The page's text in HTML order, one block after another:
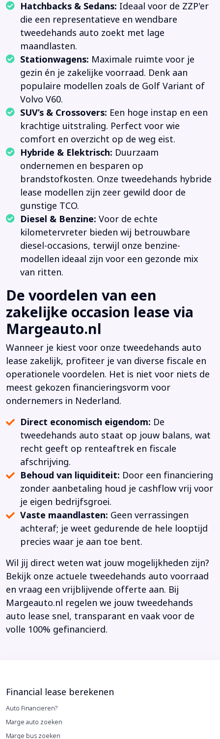
Hatchbacks & Sedans: Ideaal voor de ZZP'er
die een representatieve en wendbare
tweedehands auto zoekt met lage
maandlasten.
Stationwagens: Maximale ruimte voor je
gezin én je zakelijke voorraad. Denk aan
populaire modellen zoals de Golf Variant of
Volvo V60.
SUV’s & Crossovers: Een hoge instap en een
krachtige uitstraling. Perfect voor wie
comfort en overzicht op de weg eist.
Hybride & Elektrisch: Duurzaam
ondernemen en besparen op
brandstofkosten. Onze tweedehands hybride
lease modellen zijn zeer gewild door de
gunstige TCO.
Diesel & Benzine: Voor de echte
kilometervreter bieden wij betrouwbare
diesel-occasions, terwijl onze benzine-
modellen ideaal zijn voor een gezonde mix
van ritten.
De voordelen van een
zakelijke occasion lease via
Margeauto.nl
Wanneer je kiest voor onze tweedehands auto
lease zakelijk, profiteer je van diverse fiscale en
operationele voordelen. Het is niet voor niets de
meest gekozen financieringsvorm voor
ondernemers in Nederland.
Direct economisch eigendom: De
tweedehands auto staat op jouw balans, wat
recht geeft op renteaftrek en fiscale
afschrijving.
Behoud van liquiditeit: Door een financiering
zonder aanbetaling houd je cashflow vrij voor
je eigen bedrijfsgroei.
Vaste maandlasten: Geen verrassingen
achteraf; je weet gedurende de hele looptijd
precies waar je aan toe bent.
Wil jij direct weten wat jouw mogelijkheden zijn?
Bekijk onze actuele tweedehands auto voorraad
en vraag een vrijblijvende offerte aan. Bij
Margeauto.nl regelen we jouw tweedehands
auto lease snel, transparant en vaak voor de
volle 100% gefinancierd.
Financial lease berekenen
Auto Financieren?
Marge auto zoeken
Marge bus zoeken